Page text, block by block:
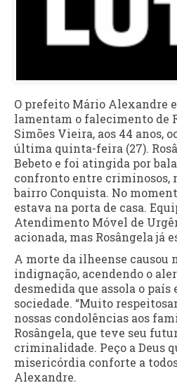
O prefeito Mário Alexandre
lamentam o falecimento de
Simões Vieira, aos 44 anos,
última quinta-feira (27).
Bebeto e foi atingida por
confronto entre criminosos,
bairro Conquista. No
estava na porta de casa.
Atendimento Móvel de
acionada, mas Rosângela já
A morte da ilheense causou
indignação, acendendo o
desmedida que assola o país
sociedade. “Muito
nossas condolências aos
Rosângela, que teve seu
criminalidade. Peço a Deus
misericórdia conforte a
Alexandre.